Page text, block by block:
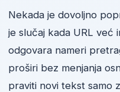
Nekada je dovoljno
je slučaj kada URL već
odgovara nameri
proširi bez menjanja
praviti novi tekst samo